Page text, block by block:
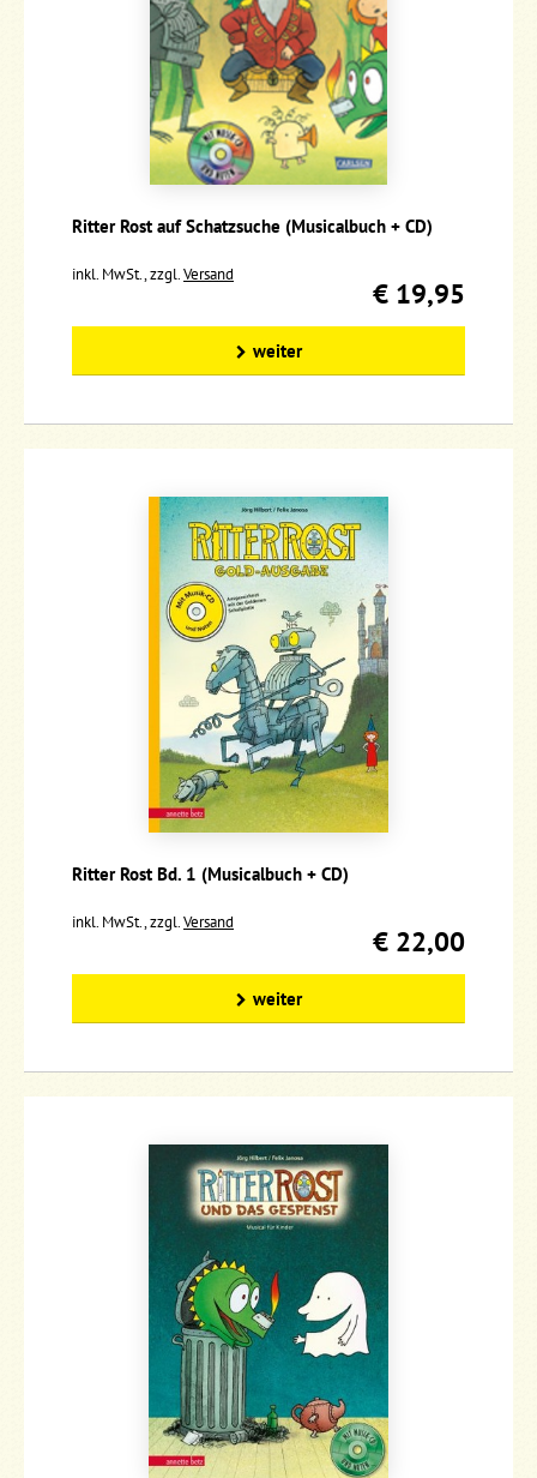
Ritter Rost auf Schatzsuche (Musicalbuch + CD)
inkl. MwSt., zzgl.Versand
€ 19,95
weiter
Ritter Rost Bd. 1 (Musicalbuch + CD)
inkl. MwSt., zzgl.Versand
€ 22,00
weiter